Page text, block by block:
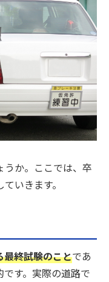
うか。ここでは、卒
いきます。
最終試験のことであ
す。実際の道路で